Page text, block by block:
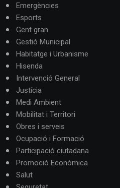
Emergències
Esports
Gent gran
Gestió Municipal
Habitatge i Urbanisme
Hisenda
Intervenció General
Justícia
Medi Ambient
Mobilitat i Territori
Obres i serveis
Ocupació i Formació
Participació ciutadana
Promoció Econòmica
Salut